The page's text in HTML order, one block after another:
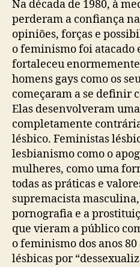
Na década de 1980, à
perderam a confiança
opiniões, forças e
o feminismo foi atacado
fortaleceu
homens gays como os
começaram a se definir
Elas desenvolveram
completamente
lésbico. Feministas
lesbianismo como o
mulheres, como uma
todas as práticas e
supremacista
pornografia e a
que vieram a público
o feminismo dos anos
lésbicas por